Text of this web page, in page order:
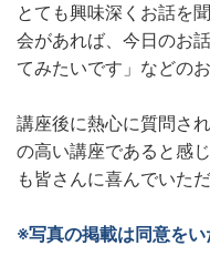
とても興味深くお話を
会があれば、今日のお
てみたいです」などの
講座後に熱心に質問さ
の高い講座であると感
も皆さんに喜んでいた
※写真の掲載は同意をい